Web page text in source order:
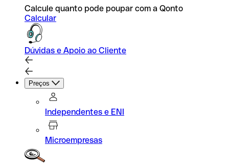
Calcule quanto pode poupar com a Qonto
Calcular
Dúvidas e Apoio ao Cliente
Preços
Independentes e ENI
Microempresas